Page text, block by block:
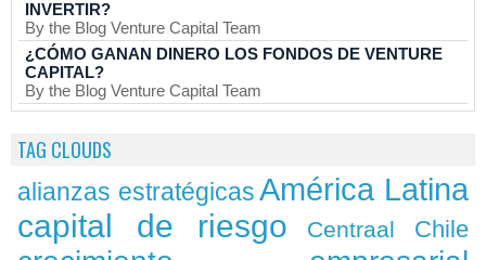
INVERTIR?
By the Blog Venture Capital Team
¿CÓMO GANAN DINERO LOS FONDOS DE VENTURE
CAPITAL?
By the Blog Venture Capital Team
TAG CLOUDS
alianzas estratégicas América Latina
capital de riesgo Centraal Chile